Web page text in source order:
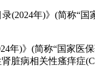
年)》(简称“国
)》(简称“国家医
病相关性瘙痒症